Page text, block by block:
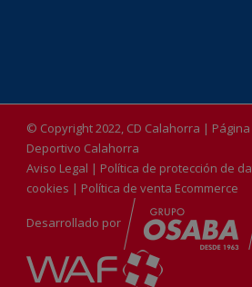
© Copyright 2022, CD Calahorra |
Deportivo Calahorra
Aviso Legal | Política de protección de
cookies | Política de venta Ecommerce
Desarrollado por